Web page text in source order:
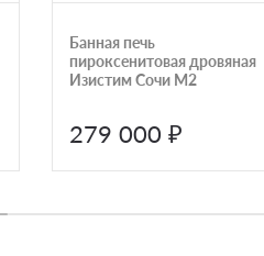
Банная печь
пироксенитовая дровяная
Изистим Сочи М2
279 000 ₽